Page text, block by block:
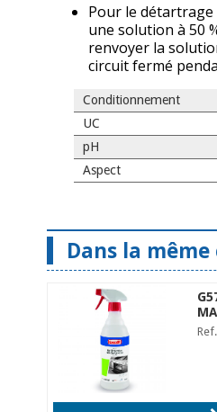
Pour le
une solution à 50
renvoyer la
circuit fermé
Conditionnement
UC
pH
Aspect
Dans la